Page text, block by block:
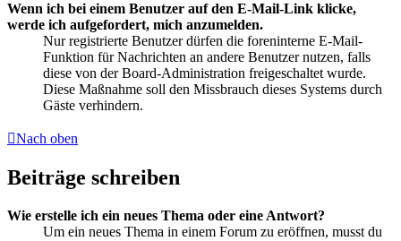
Wenn ich bei einem Benutzer auf den E-Mail-Link klicke,
werde ich aufgefordert, mich anzumelden.
Nur registrierte Benutzer dürfen die foreninterne E-Mail-
Funktion für Nachrichten an andere Benutzer nutzen, falls
diese von der Board-Administration freigeschaltet wurde.
Diese Maßnahme soll den Missbrauch dieses Systems durch
Gäste verhindern.
Nach oben
Beiträge schreiben
Wie erstelle ich ein neues Thema oder eine Antwort?
Um ein neues Thema in einem Forum zu eröffnen, musst du